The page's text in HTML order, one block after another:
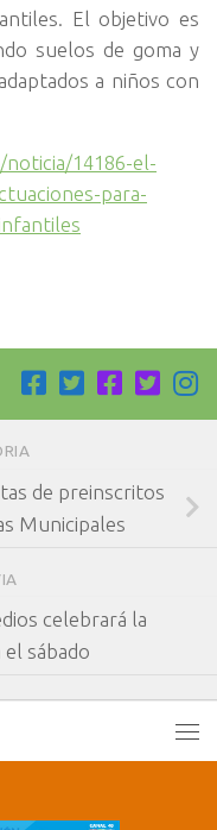
El objetivo es
suelos de goma y
a niños con
14186-el-
para-
de preinscritos
Municipales
celebrará la
el sábado